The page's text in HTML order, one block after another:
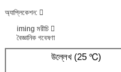
অ্যাপ্লিকেশন: 
iming মরীচি 
বৈজ্ঞানিক গবেষণা
উল্লেখ (25 ℃)